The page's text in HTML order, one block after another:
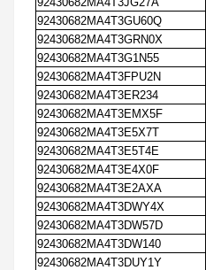
92430682MA4T3GU60Q
92430682MA4T3GRN0X
92430682MA4T3G1N55
92430682MA4T3FPU2N
92430682MA4T3ER234
92430682MA4T3EMX5F
92430682MA4T3E5X7T
92430682MA4T3E5T4E
92430682MA4T3E4X0F
92430682MA4T3E2AXA
92430682MA4T3DWY4X
92430682MA4T3DW57D
92430682MA4T3DW140
92430682MA4T3DUY1Y